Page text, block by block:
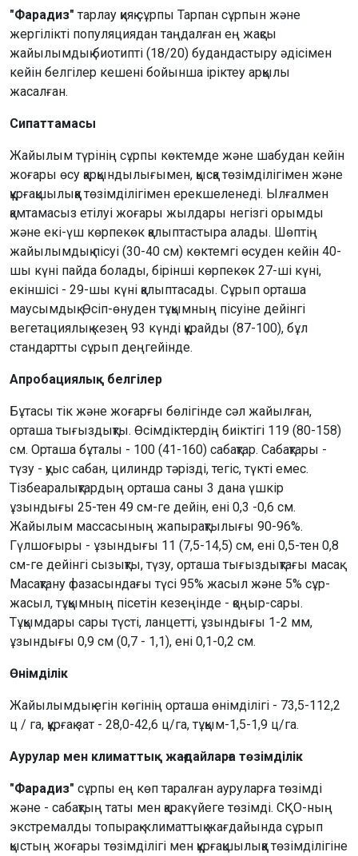
"Фарадиз" тарлау қияқ сұрпы Тарпан сұрпын және
жергілікті популяциядан таңдалған ең жақсы
жайылымдық биотипті (18/20) будандастыру әдісімен
кейін белгілер кешені бойынша іріктеу арқылы
жасалған.
Сипаттамасы
Жайылым түрінің сұрпы көктемде және шабудан кейін
жоғары өсу қарқындылығымен, қысқа төзімділігімен және
құрғақшылыққа төзімділігімен ерекшеленеді. Ылғалмен
қамтамасыз етілуі жоғары жылдары негізгі орымды
және екі-үш көрпекөк қалыптастыра алады. Шөптің
жайылымдық пісуі (30-40 см) көктемгі өсуден кейін 40-
шы күні пайда болады, бірінші көрпекөк 27-ші күні,
екіншісі - 29-шы күні қалыптасады. Сұрып орташа
маусымдық. Өсіп-өнуден тұқымның пісуіне дейінгі
вегетациялық кезең 93 күнді құрайды (87-100), бұл
стандартты сұрып деңгейінде.
Апробациялық белгілер
Бұтасы тік және жоғарғы бөлігінде сәл жайылған,
орташа тығыздықты. Өсімдіктердің биіктігі 119 (80-158)
см. Орташа бұталы - 100 (41-160) сабақтар. Сабақтары -
түзу - қуыс сабан, цилиндр тәрізді, тегіс, түкті емес.
Тізбеаралықтардың орташа саны 3 дана үшкір
ұзындығы 25-тен 49 см-ге дейін, ені 0,3 -0,6 см.
Жайылым массасының жапырақтылығы 90-96%.
Гүлшоғыры - ұзындығы 11 (7,5-14,5) см, ені 0,5-тен 0,8
см-ге дейінгі сызықты, түзу, орташа тығыздықтағы масақ.
Масақтану фазасындағы түсі 95% жасыл және 5% сұр-
жасыл, тұқымның пісетін кезеңінде - қоңыр-сары.
Тұқымдары сары түсті, ланцетті, ұзындығы 1-2 мм,
ұзындығы 0,9 см (0,7 - 1,1), ені 0,1-0,2 см.
Өнімділік
Жайылымдық егін көгінің орташа өнімділігі - 73,5-112,2
ц / га, құрғақ зат - 28,0-42,6 ц/га, тұқым-1,5-1,9 ц/га.
Аурулар мен климаттық жағдайларға төзімділік
"Фарадиз" сұрпы ең көп таралған ауруларға төзімді
және - сабақтың таты мен қаракүйеге төзімді. СҚО-ның
экстремалды топырақ-климаттық жағдайында сұрып
қыстың жоғары төзімділігі мен құрғақшылыққа төзімділігіне